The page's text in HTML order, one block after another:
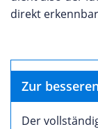
direkt
Zur
Der